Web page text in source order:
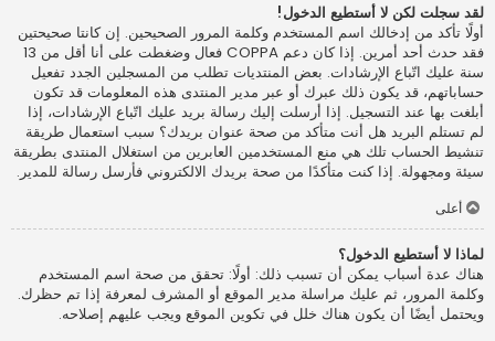
لقد سجلت لكن لا أستطيع الدخول!
أولًا تأكد من إدخالك اسم المستخدم وكلمة المرور الصحيحين. إن كانتا صحيحتين
فقد حدث أحد أمرين. إذا كان دعم COPPA فعال وضغطت على أنا أقل من 13
سنة عليك اتّباع الإرشادات. بعض المنتديات تطلب من المسجلين الجدد تفعيل
حساباتهم، قد يكون ذلك عبرك أو عبر مدير المنتدى هذه المعلومات قد تكون
أبلغت بها عند التسجيل. إذا أرسلت إليك رسالة بريد عليك اتّباع الإرشادات، إذا
لم تستلم البريد هل أنت متأكد من صحة عنوان بريدك؟ سبب استعمال طريقة
تنشيط الحساب تلك هي منع المستخدمين العابرين من استغلال المنتدى بطريقة
سيئة ومجهولة. إذا كنت متأكدًا من صحة بريدك الالكتروني فأرسل رسالة للمدير.
أعلى
لماذا لا أستطيع الدخول؟
هناك عدة أسباب يمكن أن تسبب ذلك: أولًا: تحقق من صحة اسم المستخدم
وكلمة المرور، ثم عليك مراسلة مدير الموقع أو المشرف لمعرفة إذا تم حظرك.
ويحتمل أيضًا أن يكون هناك خلل في تكوين الموقع ويجب عليهم إصلاحه.